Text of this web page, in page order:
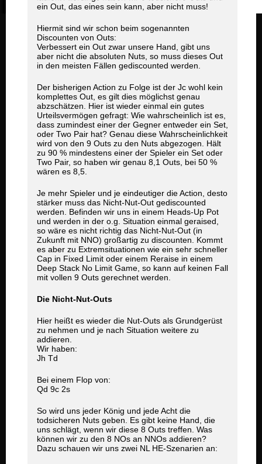
ein Out, das eines sein kann, aber nicht muss!
Hiermit sind wir schon beim sogenannten
Discounten von Outs:
Verbessert ein Out zwar unsere Hand, gibt uns
aber nicht die absoluten Nuts, so muss dieses Out
in den meisten Fällen gediscounted werden.
Der bisherigen Action zu Folge ist der Jc wohl kein
komplettes Out, es gilt dies möglichst genau
abzschätzen. Hier ist wieder einmal ein gutes
Urteilsvermögen gefragt: Wie wahrscheinlich ist es,
dass zumindest einer der Gegner entweder ein Set,
oder Two Pair hat? Genau diese Wahrscheinlichkeit
wird von den 9 Outs zu den Nuts abgezogen. Hält
zu 90 % mindestens einer der Spieler ein Set oder
Two Pair, so haben wir genau 8,1 Outs, bei 50 %
wären es 8,5.
Je mehr Spieler und je eindeutiger die Action, desto
stärker muss das Nicht-Nut-Out gediscounted
werden. Befinden wir uns in einem Heads-Up Pot
und werden in der o.g. Situation einmal geraised,
so wäre es nicht richtig das Nicht-Nut-Out (in
Zukunft mit NNO) großartig zu discounten. Kommt
es aber zu Extremsituationen wie ein sehr schneller
Cap in Fixed Limit oder einem Reraise in einem
Deep Stack No Limit Game, so kann auf keinen Fall
mit vollen 9 Outs gerechnet werden.
Die Nicht-Nut-Outs
Hier heißt es wieder die Nut-Outs als Grundgerüst
zu nehmen und je nach Situation weitere zu
addieren.
Wir haben:
Jh Td
Bei einem Flop von:
Qd 9c 2s
So wird uns jeder König und jede Acht die
todsicheren Nuts geben. Es gibt keine Hand, die
uns schlägt, wenn wir diese 8 Outs treffen. Was
können wir zu den 8 NOs an NNOs addieren?
Dazu schauen wir uns zwei NL HE-Szenarien an: